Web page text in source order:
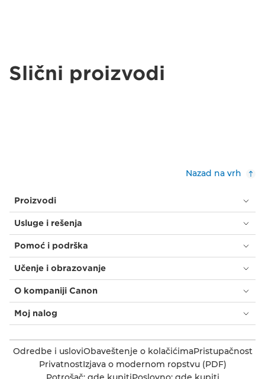
Slični proizvodi
Nazad na vrh
Proizvodi
Usluge i rešenja
Pomoć i podrška
Učenje i obrazovanje
O kompaniji Canon
Moj nalog
Odredbe i usloviObaveštenje o kolačićimaPristupačnost
PrivatnostIzjava o modernom ropstvu (PDF)